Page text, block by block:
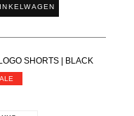
SHORTS | BLACK